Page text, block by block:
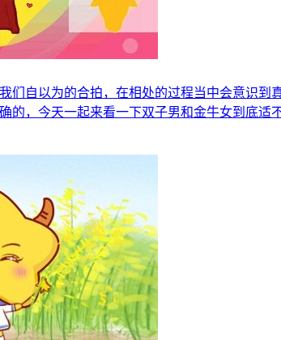
们自以为的合拍，在相处的过程当中会意识
的，今天一起来看一下双子男和金牛女到底适